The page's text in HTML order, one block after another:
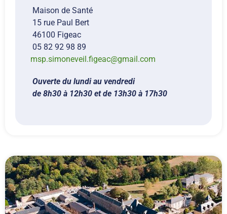
Maison de Santé
15 rue Paul Bert
46100 Figeac
05 82 92 98 89
msp.simoneveil.figeac@gmail.com
Ouverte du lundi au vendredi
de 8h30 à 12h30 et de 13h30 à 17h30